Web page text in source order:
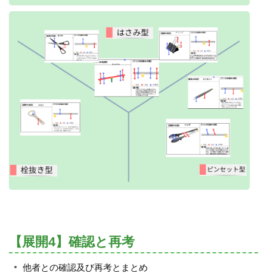
【展開4】確認と再考
他者との確認及び再考とまとめ